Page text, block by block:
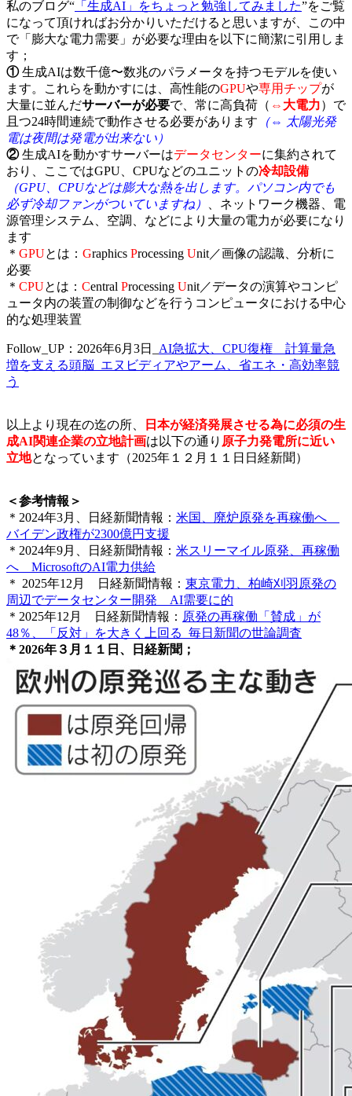
私のブログ“ 「生成AI」をちょっと勉強してみました”をご覧
になって頂ければお分かりいただけると思いますが、この中
で「膨大な電力需要」が必要な理由を以下に簡潔に引用しま
す；
①生成AIは数千億〜数兆のパラメータを持つモデルを使い
ます。これらを動かすには、高性能のGPUや専用チップが
大量に並んだサーバーが必要で、常に高負荷（ ⇔大電力）で
且つ24時間連続で動作させる必要があります （⇔ 太陽光発
電は夜間は発電が出来ない）
②生成AIを動かすサーバーはデータセンターに集約されて
おり、ここではGPU、CPUなどのユニットの冷却設備
（GPU、CPUなどは膨大な熱を出します。パソコン内でも
必ず冷却ファンがついていますね）
、ネットワーク機器、電
源管理システム、空調、などにより大量の電力が必要になり
ます
＊ GPUとは： Graphics Processing Unit／画像の認識、分析に
必要
＊ CPUとは： Central Processing Unit／データの演算やコンピ
ュータ内の装置の制御などを行うコンピュータにおける中心
的な処理装置
Follow_UP：2026年6月3日_ AI急拡大、CPU復権 計算量急
増を支える頭脳_エヌビディアやアーム、省エネ・高効率競
う
以上より現在の迄の所、
日本が経済発展させる為に必須の生
成AI関連企業の立地計画は以下の通り 原子力発電所に近い
立地となっています（2025年１２月１１日日経新聞）
＜参考情報＞
＊2024年3月、日経新聞情報： 米国、廃炉原発を再稼働へ
バイデン政権が2300億円支援
＊2024年9月、日経新聞情報： 米スリーマイル原発、再稼働
へ MicrosoftのAI電力供給
＊ 2025年12月 日経新聞情報： 東京電力、柏崎刈羽原発の
周辺でデータセンター開発 AI需要に的
＊2025年12月 日経新聞情報： 原発の再稼働「賛成」が
48％、「反対」を大きく上回る_毎日新聞の世論調査
＊2026年３月１１日、日経新聞；